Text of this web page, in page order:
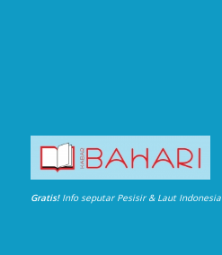
Gratis! Info seputar Pesisir & Laut Indonesia